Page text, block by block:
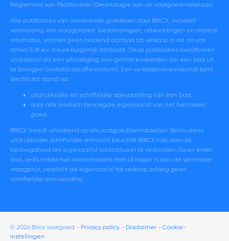
Reglement van Plichtenleer (Deontologie van de vastgoedmakelaar)
Alle publicaties van onroerende goederen door BRICX, inclusief
vermelding van vraagprijzen, beschrijvingen, afbeeldingen en andere
informatie, vormen geen bindend aanbod tot verkoop in de zin van
artikel 5.18 e.v. nieuw Burgerlijk Wetboek. Deze publicaties kwalificeren
uitsluitend als een uitnodiging aan geïnteresseerden om een bod uit
te brengen (invitatio ad offerendum). Een verkoopovereenkomst komt
slechts tot stand na:
uitdrukkelijke en schriftelijke aanvaarding van een bod,
door alle juridisch bevoegde eigenaar(s) van het betrokken
goed.
BRICX treedt uitsluitend op als vastgoedbemiddelaar. Behoudens
uitdrukkelijke schriftelijke volmacht beschikt BRICX niet over de
bevoegdheid om eigenaar(s) contractueel te verbinden. Geen enkel
bod, zelfs indien het overeenstemt met of hoger is dan de vermelde
vraagprijs, verplicht de eigenaar(s) tot verkoop zolang geen
schriftelijke aanvaarding
© 2026 Bricx vastgoed Privacy policy Disclaimer - Cookie-
instellingen